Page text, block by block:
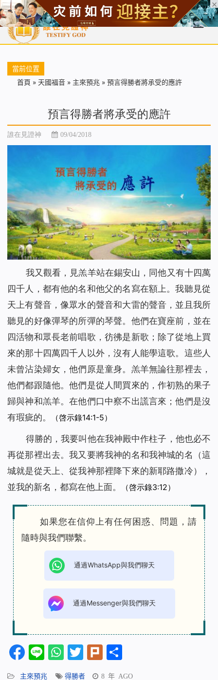
首頁 每日靈糧 天國福音 基督徒見證 信仰解答 聖經
當前位置
首頁 » 天國福音 » 主來預兆 » 預言得勝者將承受的應許
預言得勝者將承受的應許
誰在見證神 09/04/2018
我又觀看，見羔羊站在錫安山，同他又有十四萬
四千人，都有他的名和他父的名寫在額上。我聽見從
天上有聲音，像眾水的聲音和大雷的聲音，並且我所
聽見的好像彈琴的所彈的琴聲。他們在寶座前，並在
四活物和眾長老前唱歌，彷彿是新歌；除了從地上買
來的那十四萬四千人以外，沒有人能學這歌。這些人
未曾沾染婦女，他們原是童身。羔羊無論往那裡去，
他們都跟隨他。他們是從人間買來的，作初熟的果子
歸與神和羔羊。在他們口中察不出謊言來；他們是沒
有瑕疵的。
（啓示錄14:1-5）
得勝的，我要叫他在我神殿中作柱子，他也必不
再從那裡出去。我又要將我神的名和我神城的名（這
城就是從天上、從我神那裡降下來的新耶路撒冷），
並我的新名，都寫在他上面。
（啓示錄3:12）
如果您在信仰上有任何困惑、問題，請
隨時與我們聯繫。
通過WhatsApp與我們聊天
通過Messenger與我們聊天
Facebook
LineWhatsApp
Twitter
Plurk
主來預兆 得勝者 8 年 AGO